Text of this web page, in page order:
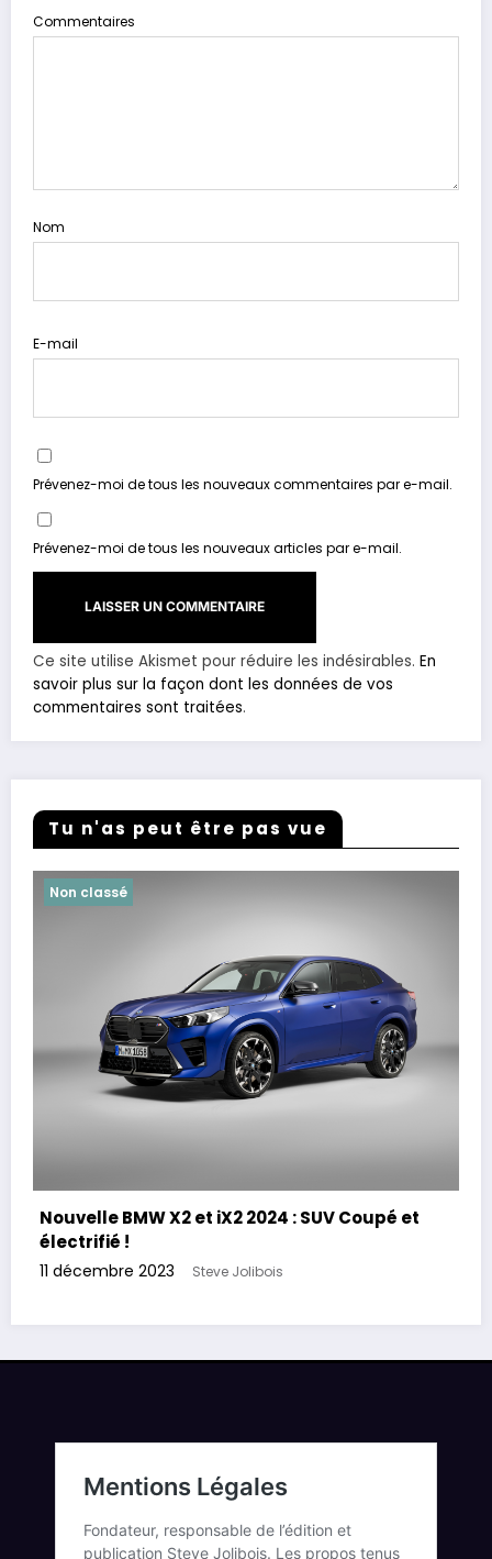
Commentaires
Nom
E-mail
Prévenez-moi de tous les nouveaux commentaires par e-mail.
Prévenez-moi de tous les nouveaux articles par e-mail.
Ce site utilise Akismet pour réduire les indésirables. En
savoir plus sur la façon dont les données de vos
commentaires sont traitées.
Tu n'as peut être pas vue
Non classé
Nouvelle BMW X2 et iX2 2024 : SUV Coupé et
électrifié !
11 décembre 2023 Steve Jolibois